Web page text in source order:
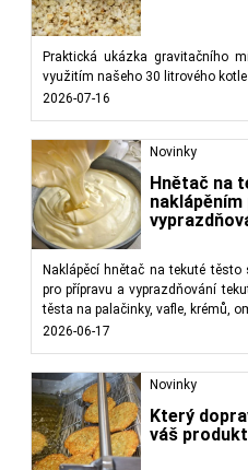
Praktická ukázka gravitačního
využitím našeho 30 litrového
2026-07-16
Novinky
Hnětač na
Naklápěcí hnětač na tekuté
pro přípravu a vyprazdňování
těsta na palačinky, vafle, krémů,
2026-06-17
Novinky
Který
váš